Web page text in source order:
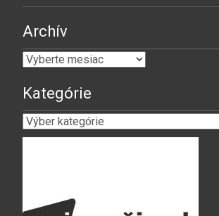
Archív
Archív
Kategórie
Kategórie